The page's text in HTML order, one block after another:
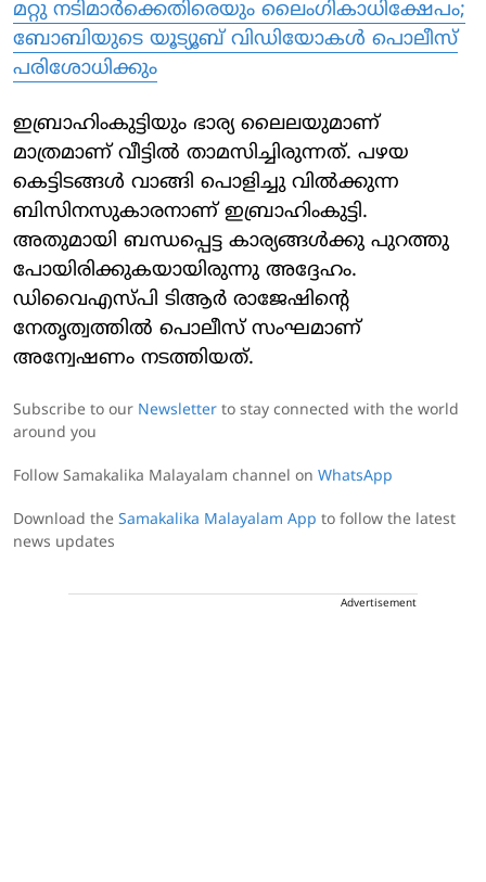
മറ്റു നടിമാര്‍ക്കെതിരെയും ലൈംഗികാധിക്ഷേപം;
ബോബിയുടെ യൂട്യൂബ് വിഡിയോകള്‍ പൊലീസ്
പരിശോധിക്കും
ഇബ്രാഹിംകുട്ടിയും ഭാര്യ ലൈലയുമാണ്
മാത്രമാണ് വീട്ടില്‍ താമസിച്ചിരുന്നത്. പഴയ
കെട്ടിടങ്ങള്‍ വാങ്ങി പൊളിച്ചു വില്‍ക്കുന്ന
ബിസിനസുകാരനാണ് ഇബ്രാഹിംകുട്ടി.
അതുമായി ബന്ധപ്പെട്ട കാര്യങ്ങള്‍ക്കു പുറത്തു
പോയിരിക്കുകയായിരുന്നു അദ്ദേഹം.
ഡിവൈഎസ്പി ടിആര്‍ രാജേഷിന്റെ
നേതൃത്വത്തില്‍ പൊലീസ് സംഘമാണ്
അന്വേഷണം നടത്തിയത്.
Subscribe to our Newsletter to stay connected with the world
around you
Follow Samakalika Malayalam channel on WhatsApp
Download the Samakalika Malayalam App to follow the latest
news updates
Advertisement